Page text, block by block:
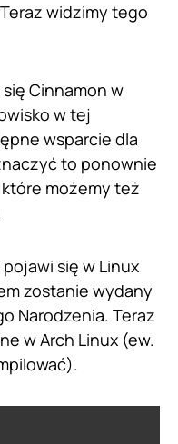
widzimy tego
Cinnamon w
w tej
wsparcie dla
to ponownie
możemy też
się w Linux
zostanie wydany
Narodzenia. Teraz
w Arch Linux (ew.